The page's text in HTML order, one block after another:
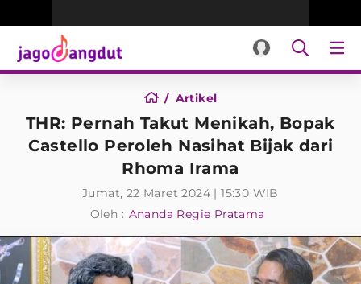
Artikel
THR: Pernah Takut Menikah, Bopak
Castello Peroleh Nasihat Bijak dari
Rhoma Irama
Jumat, 22 Maret 2024 | 15:30 WIB
Oleh : Ananda Regie Pratama